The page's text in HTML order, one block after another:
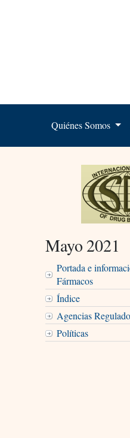
Quiénes Somos
Mayo 2021
Portada e
Fármacos
Índice
Agencias
Políticas